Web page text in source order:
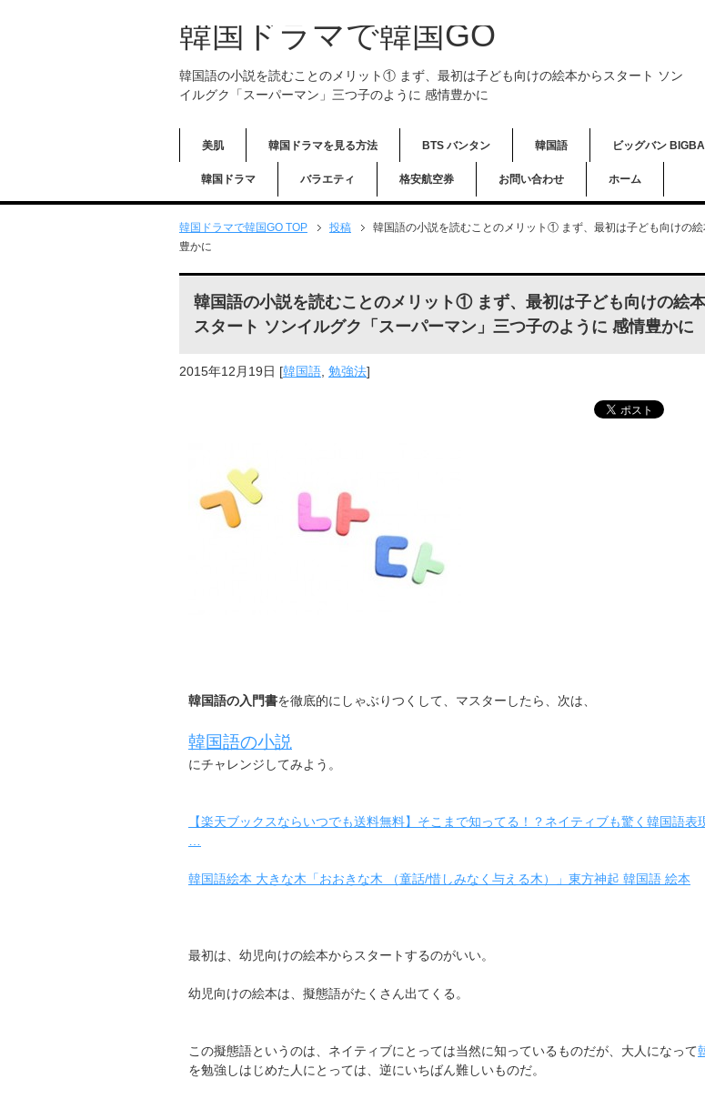
韓国ドラマで韓国GO
韓国語の小説を読むことのメリット① まず、最初は子ども向けの絵本からスタート ソン
イルグク「スーパーマン」三つ子のように 感情豊かに
美肌 韓国ドラマを見る方法 BTS バンタン 韓国語 ビッグバン
韓国ドラマ バラエティ 格安航空券 お問い合わせ ホーム
韓国ドラマで韓国GO TOP 投稿
韓国語の小説を読むことのメリット① まず、最初は子ども向けの
豊かに
韓国語の小説を読むことのメリット① まず、最初は子ども向けの絵
スタート ソンイルグク「スーパーマン」三つ子のように 感情豊かに
2015年12月19日 [韓国語 勉強法]
韓国語の入門書を徹底的にしゃぶりつくして、マスターしたら、次は、
韓国語の小説
にチャレンジしてみよう。
【楽天ブックスならいつでも送料無料】そこまで知ってる！？ネイティブも驚く韓国語表
韓国語絵本 大きな木「おおきな木 （童話/惜しみなく与える木）」東方神起 韓国語 絵本
最初は、幼児向けの絵本からスタートするのがいい。
幼児向けの絵本は、擬態語がたくさん出てくる。
この擬態語というのは、ネイティブにとっては当然に知っているものだが、大人になって
を勉強しはじめた人にとっては、逆にいちばん難しいものだ。